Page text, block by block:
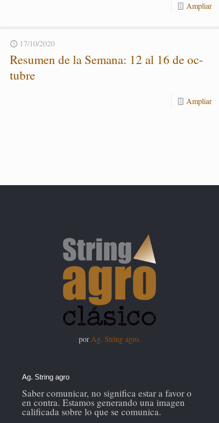
Am­pliar
17/10/2020
Re­su­men de la Se­ma­na: 12 al 16 de oc­
tu­bre
Am­pliar
porAg. String agro.
Ag. String agro
Saber comunicar, no significa estar a favor o
en contra. Estamos generando una imagen
calificada sobre lo que se comunica.